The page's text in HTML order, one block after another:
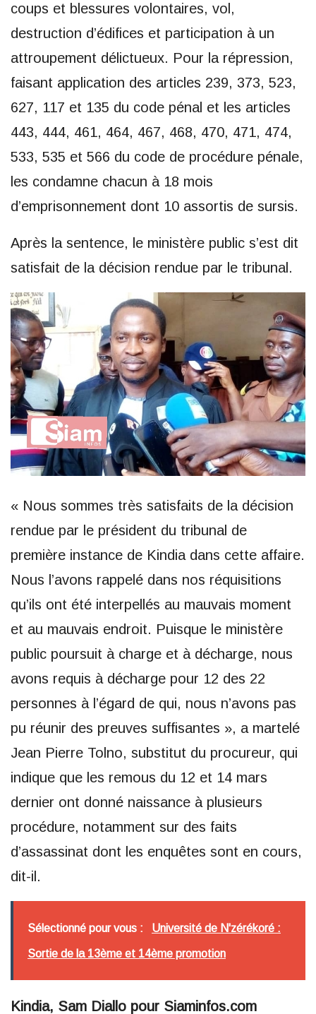
coups et blessures volontaires, vol,
destruction d’édifices et participation à un
attroupement délictueux. Pour la répression,
faisant application des articles 239, 373, 523,
627, 117 et 135 du code pénal et les articles
443, 444, 461, 464, 467, 468, 470, 471, 474,
533, 535 et 566 du code de procédure pénale,
les condamne chacun à 18 mois
d’emprisonnement dont 10 assortis de sursis.
Après la sentence, le ministère public s’est dit
satisfait de la décision rendue par le tribunal.
« Nous sommes très satisfaits de la décision
rendue par le président du tribunal de
première instance de Kindia dans cette affaire.
Nous l’avons rappelé dans nos réquisitions
qu’ils ont été interpellés au mauvais moment
et au mauvais endroit. Puisque le ministère
public poursuit à charge et à décharge, nous
avons requis à décharge pour 12 des 22
personnes à l’égard de qui, nous n’avons pas
pu réunir des preuves suffisantes », a martelé
Jean Pierre Tolno, substitut du procureur, qui
indique que les remous du 12 et 14 mars
dernier ont donné naissance à plusieurs
procédure, notamment sur des faits
d’assassinat dont les enquêtes sont en cours,
dit-il.
Sélectionné pour vous : Université de N'zérékoré :
Sortie de la 13ème et 14ème promotion
Kindia, Sam Diallo pour Siaminfos.com